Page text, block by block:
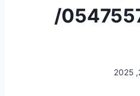
عجمان/0547557544/